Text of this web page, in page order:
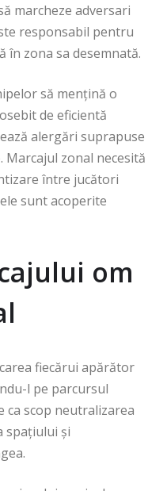
marcheze adversari
responsabil pentru
în zona sa desemnată.
să mențină o
de eficientă
alergări suprapuse
Marcajul zonal necesită
între jucători
sunt acoperite
om
fiecărui apărător
l pe parcursul
ca scop neutralizarea
spațiului și